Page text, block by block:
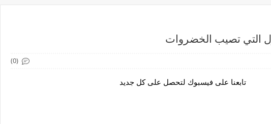
التي تصيب الخضروات
(0)
تابعنا على فيسبوك لتحصل على كل جديد